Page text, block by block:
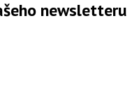
newsletteru